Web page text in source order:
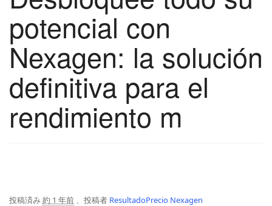
potencial con
Nexagen: la solución
definitiva para el
rendimiento m
投稿済み約 1 年前 、投稿者 ResultadoPrecio Nexagen